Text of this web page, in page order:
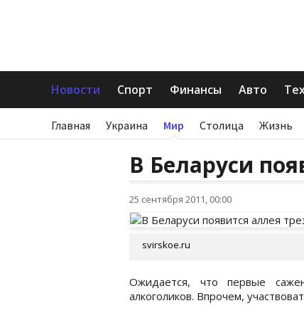
Новости Спорт Финансы Авто
Главная Украина Мир Столица Жизнь
В Беларуси
25 сентября 2011, 00:00
svirskoe.ru
Ожидается, что первые
алкоголиков. Впрочем,